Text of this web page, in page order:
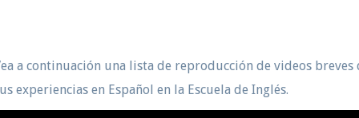
a continuación una lista de reproducción de videos
experiencias en Español en la Escuela de Inglés.